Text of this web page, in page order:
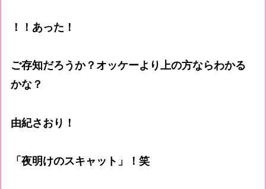
！！あった！
ご存知だろうか？オッケーより上の方ならわかる
かな？
由紀さおり！
「夜明けのスキャット」！笑